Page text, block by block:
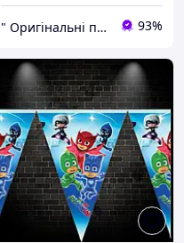
" Оригінальні подарунки " Інтернет - магазин ( оригинальныеподарки.com ) 93%